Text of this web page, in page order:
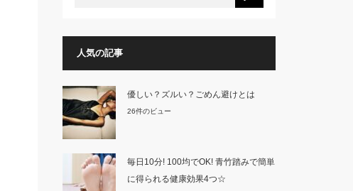
人気の記事
優しい？ズルい？ごめん避けとは
26件のビュー
毎日10分! 100均でOK! 青竹踏みで簡単
に得られる健康効果4つ☆